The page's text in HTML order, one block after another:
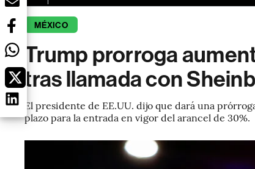
MÉXICO
Trump prorroga
tras llamada con
El presidente de EE.UU. dijo que dará una
plazo para la entrada en vigor del arancel de 30%.